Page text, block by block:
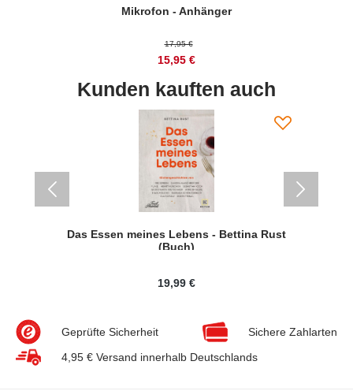
Mikrofon - Anhänger
17,95 €
15,95 €
Kunden kauften auch
Das Essen meines Lebens - Bettina Rust
(Buch)
19,99 €
Geprüfte Sicherheit
Sichere Zahlarten
4,95 € Versand innerhalb Deutschlands